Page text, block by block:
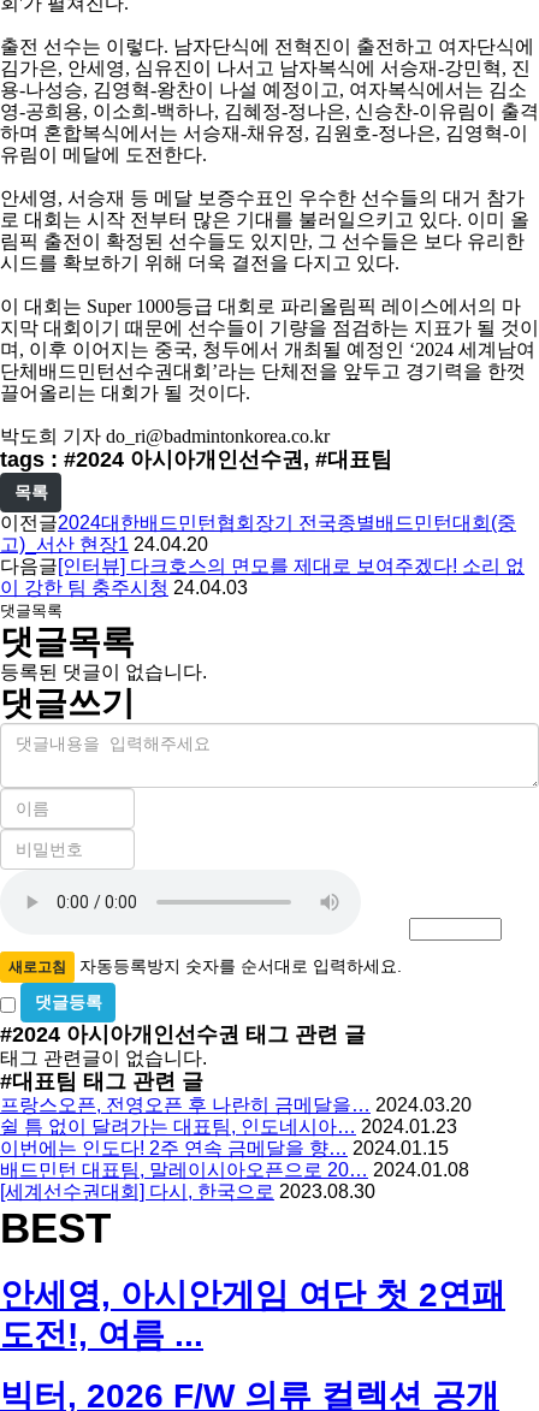
출전 선수는 이렇다. 남자단식에 전혁진이 출전하고 여자단식에
김가은, 안세영, 심유진이 나서고 남자복식에 서승재-강민혁, 진
용-나성승, 김영혁-왕찬이 나설 예정이고, 여자복식에서는 김소
영-공희용, 이소희 -백하나, 김혜정-정나은, 신승찬-이유림이 출격
하며 혼합복식에서는 서승재-채유정, 김원호-정나은, 김영혁-이
유림이 메달에 도전한다.
안세영, 서승재 등 메달 보증수표인 우수한 선수들의 대거 참가
로 대회는 시작 전부터 많은 기대를 불러일으키고 있다. 이미 올
림픽 출전이 확정된 선수들도 있지만, 그 선수들은 보다 유리한
시드를 확보하기 위해 더욱 결전을 다지고 있다.
이 대회는 Super 1000등급 대회로 파리올림픽 레이스에서의 마
지막 대회이기 때문에 선수들이 기량을 점검하는 지표가 될 것이
며 , 이후 이어지는 중국, 청두에서 개최될 예정인 ‘2024 세계남여
단체배드민턴선수권대회 ’라는 단체전을 앞두고 경기력을 한껏
끌어올리는 대회가 될 것이다.
박도희 기자 do_ri@badmintonkorea.co.kr
tags : #2024 아시아개인선수권, #대표팀
목록
이전글2024대한배드민턴협회장기 전국종별배드민턴대회(중
고)_서산 현장1 24.04.20
다음글[인터뷰] 다크호스의 면모를 제대로 보여주겠다! 소리 없
이 강한 팀 충주시청 24.04.03
댓글목록
댓글목록
등록된 댓글이 없습니다.
댓글쓰기
내
이
필
수
비
밀
록
방
지
새로고침 자동등록방지 숫자를 순서대로 입력하세요.
비
밀
글
사
용
#2024 아시아개인선수권 태그 관련 글
태그 관련글이 없습니다.
#대표팀 태그 관련 글
프랑스오픈, 전영오픈 후 나란히 금메달을… 2024.03.20
쉴 틈 없이 달려가는 대표팀, 인도네시아… 2024.01.23
이번에는 인도다! 2주 연속 금메달을 향… 2024.01.15
배드민턴 대표팀, 말레이시아오픈으로 20… 2024.01.08
[세계선수권대회] 다시, 한국으로 2023.08.30
BEST
안세영, 아시안게임 여단 첫 2연패
도전!, 여름 ...
빅터, 2026 F/W 의류 컬렉션 공개